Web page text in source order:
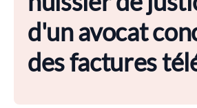
d'un avocat
des factures